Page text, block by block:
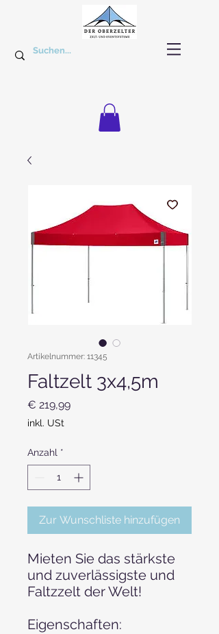
Artikelnummer: 11345
Faltzelt 3x4,5m
€ 219,99Preis
inkl. USt
Anzahl *
Zur Wunschliste hinzufügen
Mieten Sie das stärkste
und zuverlässigste und
Faltzzelt der Welt!
Eigenschaften: